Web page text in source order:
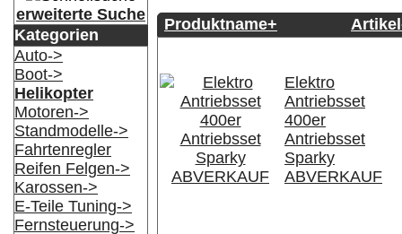
Produktname+
Elektro
Antriebsset
400er
Antriebsset
Sparky
ABVERKAUF
erweiterte Suche
Kategorien
Auto->
Boot->
Helikopter
Motoren->
Standmodelle->
Fahrtenregler
Reifen Felgen->
Karossen->
E-Teile Tuning->
Fernsteuerung->